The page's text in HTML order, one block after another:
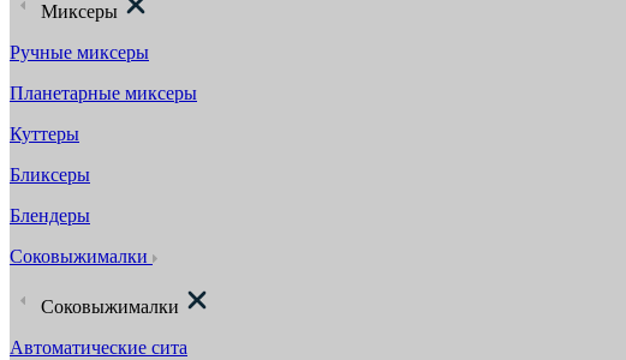
Миксеры
Ручные миксеры
Планетарные миксеры
Куттеры
Бликсеры
Блендеры
Соковыжималки
Соковыжималки
Автоматические сита